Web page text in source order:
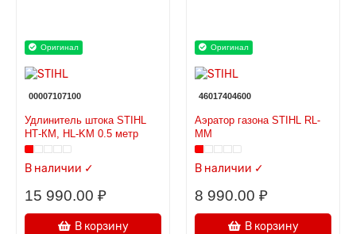
Оригинал
00007107100
Удлинитель штока STIHL
НТ-КМ, HL-KM 0.5 метр
В наличии ✓
15 990.00 ₽
В корзину
Оригинал
46017404600
Аэратор газона STIHL RL-
MM
В наличии ✓
8 990.00 ₽
В корзину